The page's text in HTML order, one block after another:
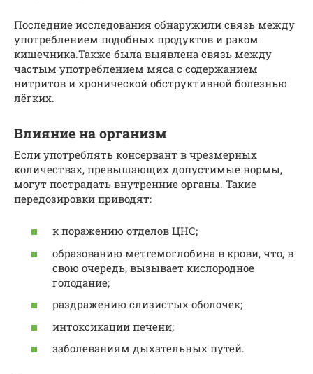
Последние исследования обнаружили связь между
употреблением подобных продуктов и раком
кишечника.Также была выявлена связь между
частым употреблением мяса с содержанием
нитритов и хронической обструктивной болезнью
лёгких.
Влияние на организм
Если употреблять консервант в чрезмерных
количествах, превышающих допустимые нормы,
могут пострадать внутренние органы. Такие
передозировки приводят:
к поражению отделов ЦНС;
образованию метгемоглобина в крови, что, в
свою очередь, вызывает кислородное
голодание;
раздражению слизистых оболочек;
интоксикации печени;
заболеваниям дыхательных путей.